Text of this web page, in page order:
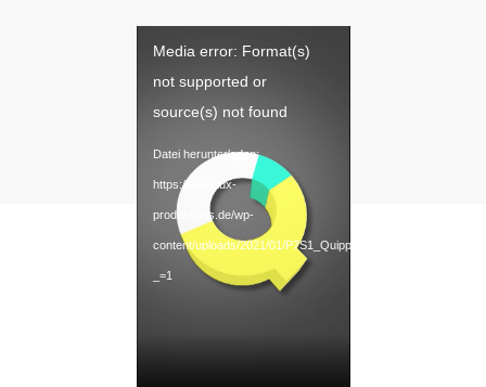
Media error: Format(s)
not supported or
source(s) not found
Datei herunterladen:
https://www.lux-
productions.de/wp-
content/uploads/2021/01/
_=1